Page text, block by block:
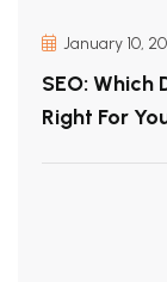
January 10,
SEO:
Right For